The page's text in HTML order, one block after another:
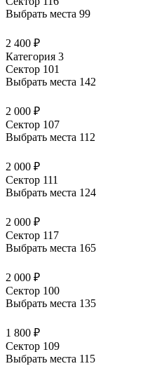
Выбрать места 99
2 400 ₽
Категория 3
Сектор 101
Выбрать места 142
2 000 ₽
Сектор 107
Выбрать места 112
2 000 ₽
Сектор 111
Выбрать места 124
2 000 ₽
Сектор 117
Выбрать места 165
2 000 ₽
Сектор 100
Выбрать места 135
1 800 ₽
Сектор 109
Выбрать места 115